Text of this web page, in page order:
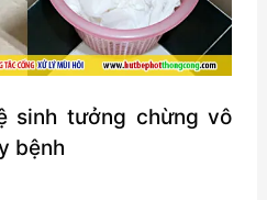
sinh tưởng chừng vô
bệnh